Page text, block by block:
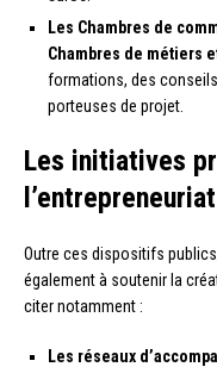
Les Chambres de
Chambres de métiers
formations, des
porteuses de projet.
Les initiatives
Outre ces dispositifs
également à soutenir la
citer notamment :
Les réseaux